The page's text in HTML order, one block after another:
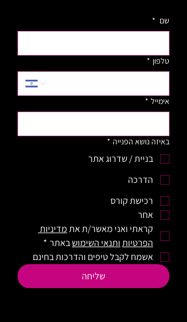
שם *
טלפון *
אימייל *
באיזה נושא הפנייה *
בניית / שדרוג אתר
הדרכה
רכישת קורס
אחר
קראתי ואני מאשר/ת את
הפרטיותותנאי השימוש באתר *
אשמח לקבל טיפים והדרכות בחינם
שליחה